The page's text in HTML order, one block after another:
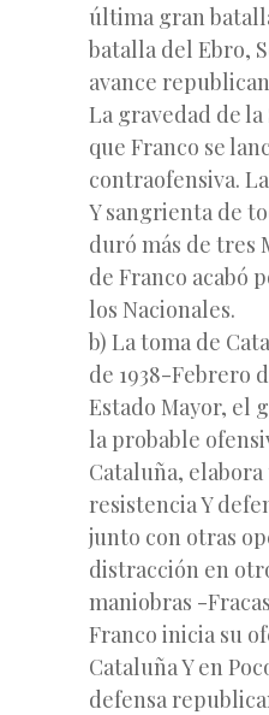
última gran
batalla del Ebro,
avance
La gravedad de
que Franco se
contraofensiva.
Y sangrienta de
duró más de tres
de Franco acabó
los Nacionales.
b) La toma de
de 1938-Febrero
Estado Mayor, el
la probable
Cataluña, elabora
resistencia Y
junto con otras
distracción en
maniobras -
Franco inicia su
Cataluña Y en
defensa